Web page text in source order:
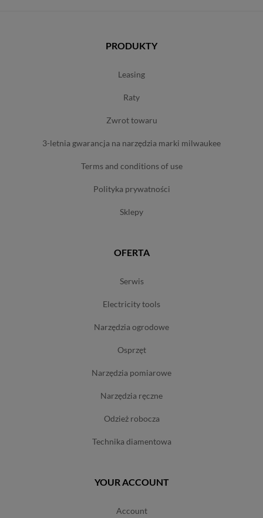
PRODUKTY
leasing
raty
zwrot towaru
3-letnia gwarancja na narzędzia marki milwaukee
terms and conditions of use
polityka prywatności
sklepy
OFERTA
serwis
electricity tools
narzędzia ogrodowe
osprzęt
narzędzia pomiarowe
narzędzia ręczne
odzież robocza
technika diamentowa
YOUR ACCOUNT
account